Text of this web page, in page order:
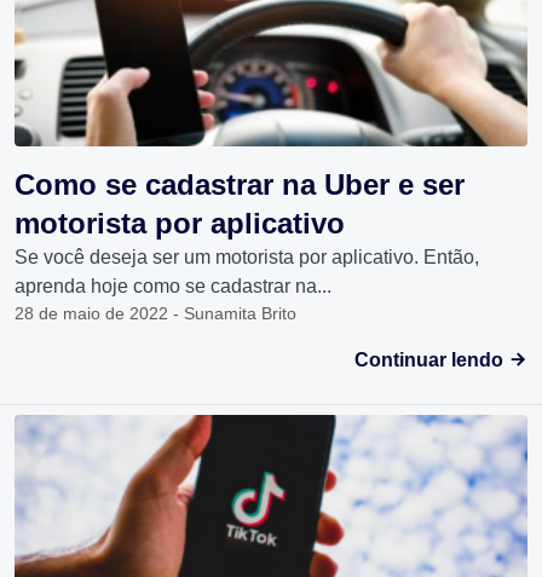
Como se cadastrar na Uber e ser
motorista por aplicativo
Se você deseja ser um motorista por aplicativo. Então,
aprenda hoje como se cadastrar na...
28 de maio de 2022 - Sunamita Brito
Continuar lendo